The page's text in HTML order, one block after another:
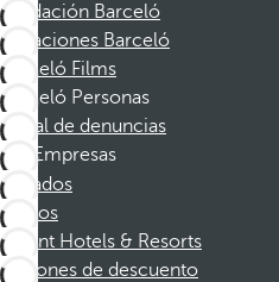
Fundación Barceló
Vacaciones Barceló
Barceló Films
Barceló Personas
Canal de denuncias
Empresas
Afiliados
Socios
Dorint Hotels & Resorts
Cupones de descuento